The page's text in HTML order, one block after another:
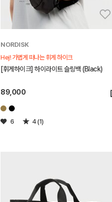
NORDISK
Hej! 가볍게 떠나는 휘게 하이크
[휘게하이크] 하이라이트 슬링백 (Black)
89,000
6 4 (1)